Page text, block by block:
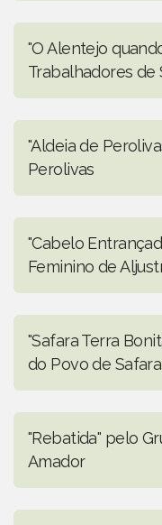
"O Alentejo
Trabalhadores de
"Aldeia de
Perolivas
"Cabelo
Feminino de
"Safara Terra
do Povo de Safara
"Rebatida" pelo
Amador